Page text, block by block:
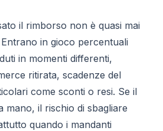
il rimborso non è quasi mai
in gioco percentuali
in momenti differenti,
ritirata, scadenze del
come sconti o resi. Se il
mano, il rischio di sbagliare
quando i mandanti